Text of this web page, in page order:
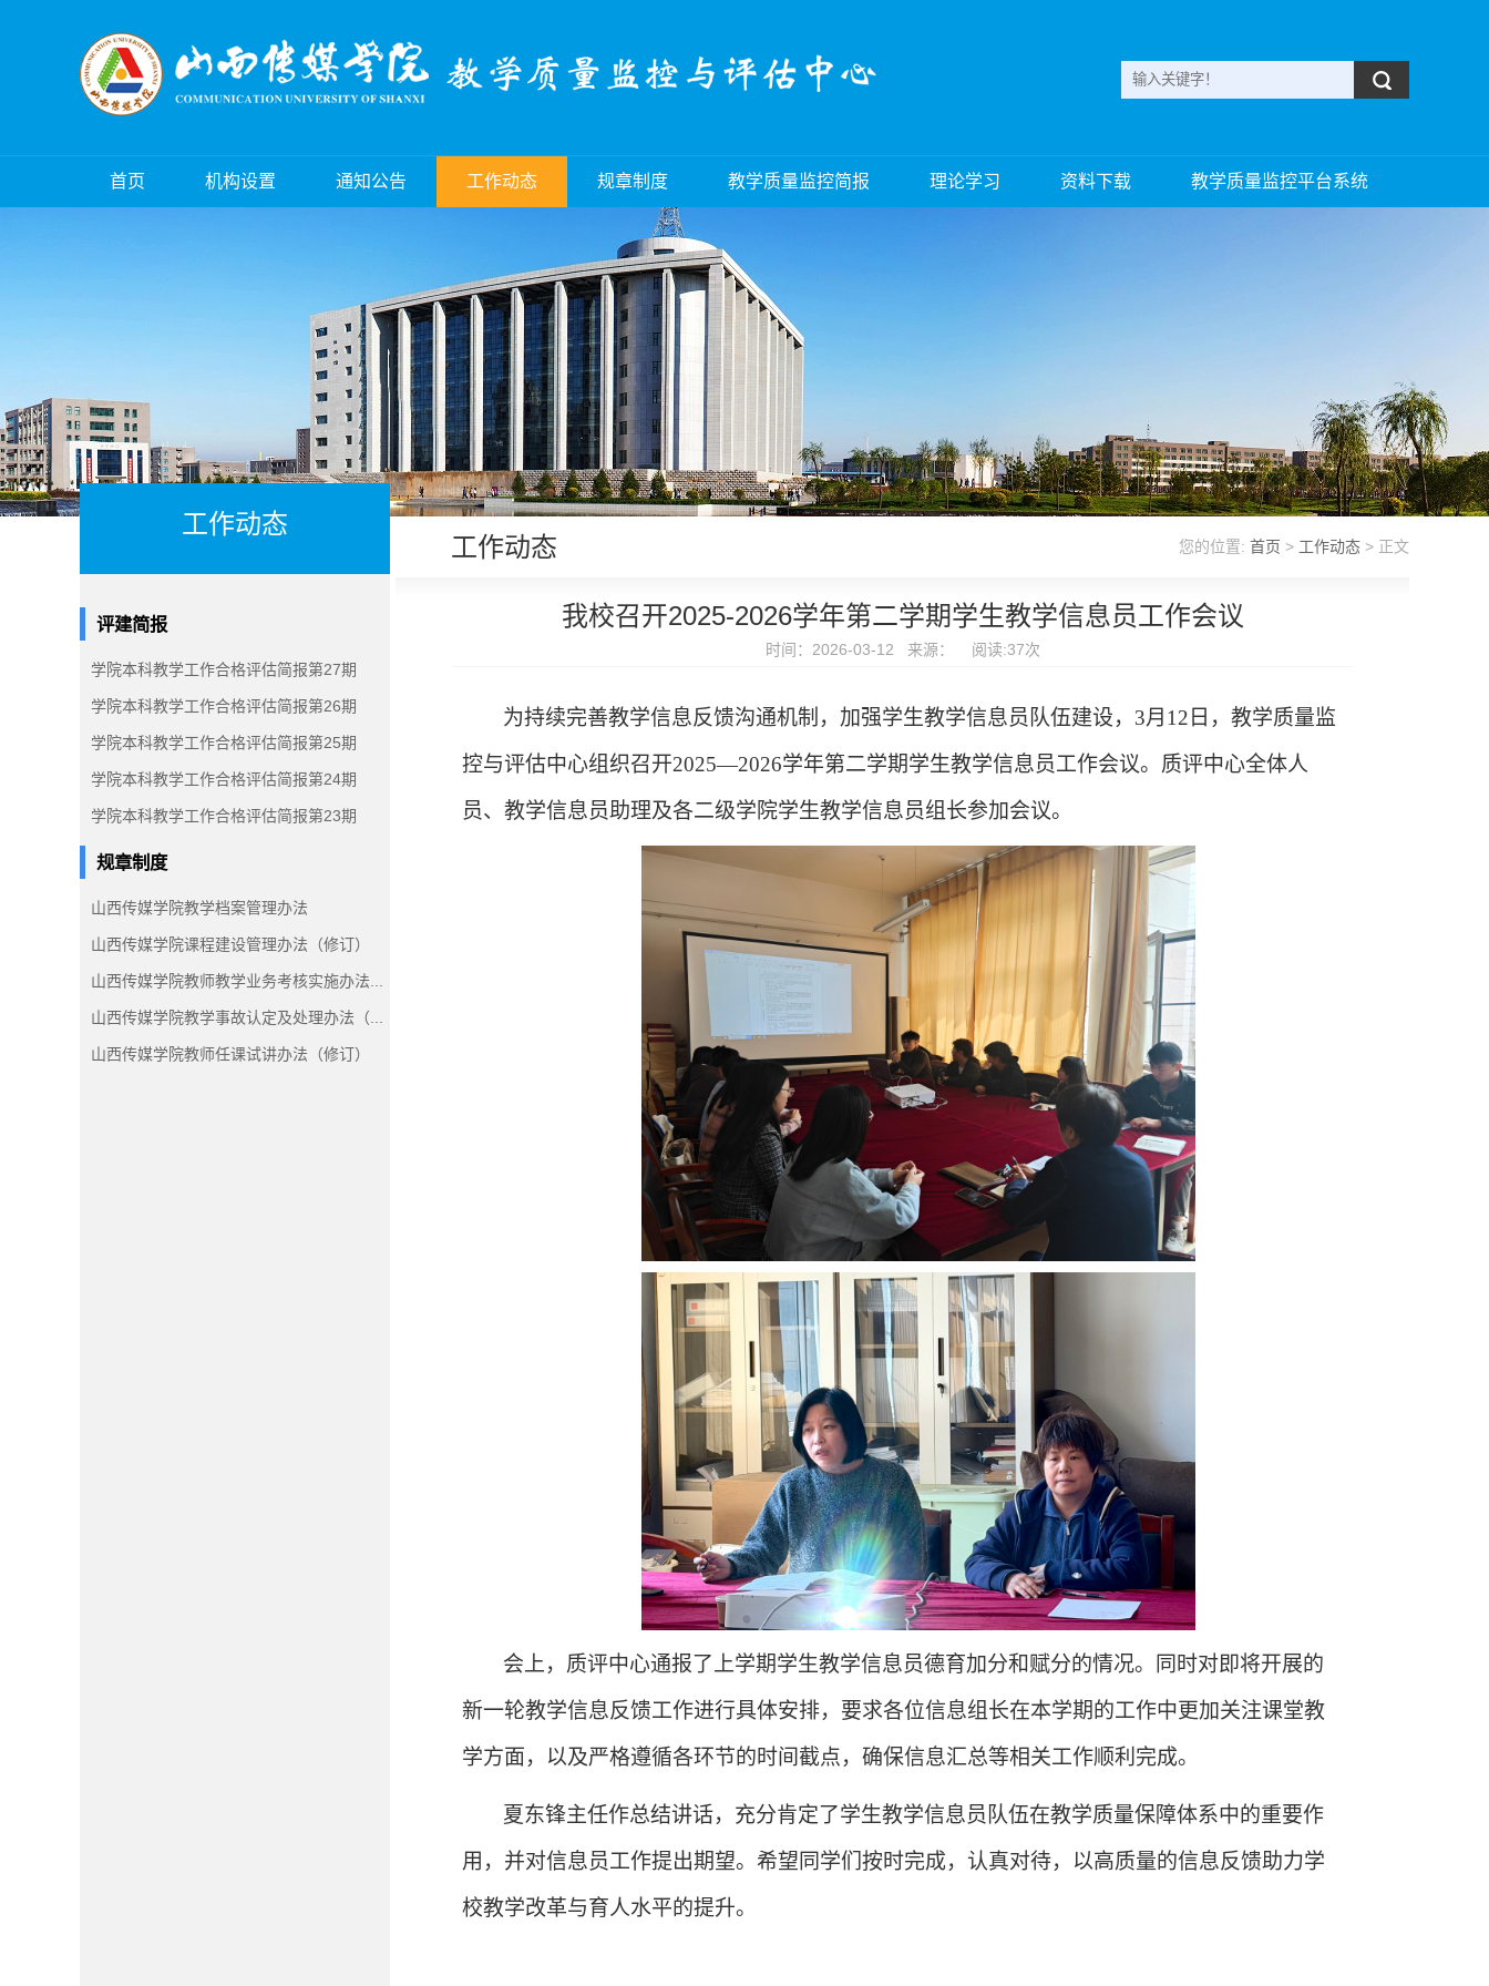
首页 机构设置 通知公告 工作动态 规章制度 教学质量监控简报 理论学习 资料下载 教学质量监控平台系统
工作动态
评建简报
学院本科教学工作合格评估简报第27期
学院本科教学工作合格评估简报第26期
学院本科教学工作合格评估简报第25期
学院本科教学工作合格评估简报第24期
学院本科教学工作合格评估简报第23期
规章制度
山西传媒学院教学档案管理办法
山西传媒学院课程建设管理办法（修订）
山西传媒学院教师教学业务考核实施办法...
山西传媒学院教学事故认定及处理办法（...
山西传媒学院教师任课试讲办法（修订）
工作动态 您的位置: 首页 > 工作动态 > 正文
我校召开2025-2026学年第二学期学生教学信息员工作会议
时间：2026-03-12 来源： 阅读:37次
为持续完善教学信息反馈沟通机制，加强学生教学信息员队伍建设， 3月 12 日，教学质量监
控与评估中心组织召开2025—2026学年第二学期学生教学信息员工作会议。质评中心全体人
员、教学信息员助理及各二级学院学生教学信息员组长参加会议。
会上，质评中心通报了上学期学生教学信息员德育加分和赋分的情况。同时对即将开展的
新一轮教学信息反馈工作进行具体安排，要求各位信息组长在本学期的工作中更加关注课堂教
学方面，以及严格遵循各环节的时间截点，确保信息汇总等相关工作顺利完成。
夏东锋主任作总结讲话，充分肯定了学生教学信息员队伍在教学质量保障体系中的重要作
用，并对信息员工作提出期望。希望同学们按时完成，认真对待，以高质量的信息反馈助力学
校教学改革与育人水平的提升。